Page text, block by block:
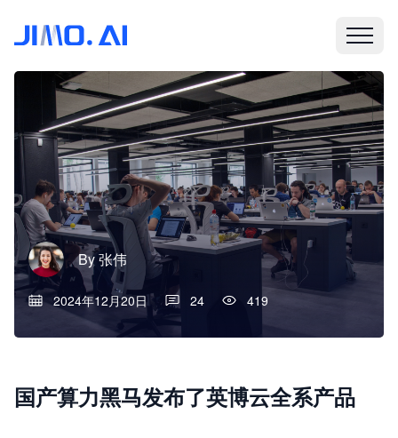
By张伟
2024年12月20日 24 419
国产算力黑马发布了英博云全系产品